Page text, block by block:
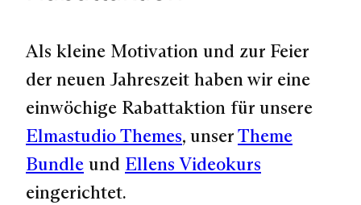
Als kleine Motivation und zur Feier
der neuen Jahreszeit haben wir eine
einwöchige Rabattaktion für unsere
Elmastudio Themes, unserTheme
Bundle und Ellens Videokurs
eingerichtet.